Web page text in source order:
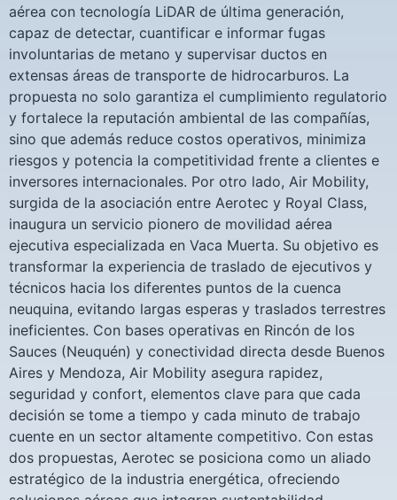
aérea con tecnología LiDAR de última generación,
capaz de detectar, cuantificar e informar fugas
involuntarias de metano y supervisar ductos en
extensas áreas de transporte de hidrocarburos. La
propuesta no solo garantiza el cumplimiento regulatorio
y fortalece la reputación ambiental de las compañías,
sino que además reduce costos operativos, minimiza
riesgos y potencia la competitividad frente a clientes e
inversores internacionales. Por otro lado, Air Mobility,
surgida de la asociación entre Aerotec y Royal Class,
inaugura un servicio pionero de movilidad aérea
ejecutiva especializada en Vaca Muerta. Su objetivo es
transformar la experiencia de traslado de ejecutivos y
técnicos hacia los diferentes puntos de la cuenca
neuquina, evitando largas esperas y traslados terrestres
ineficientes. Con bases operativas en Rincón de los
Sauces (Neuquén) y conectividad directa desde Buenos
Aires y Mendoza, Air Mobility asegura rapidez,
seguridad y confort, elementos clave para que cada
decisión se tome a tiempo y cada minuto de trabajo
cuente en un sector altamente competitivo. Con estas
dos propuestas, Aerotec se posiciona como un aliado
estratégico de la industria energética, ofreciendo